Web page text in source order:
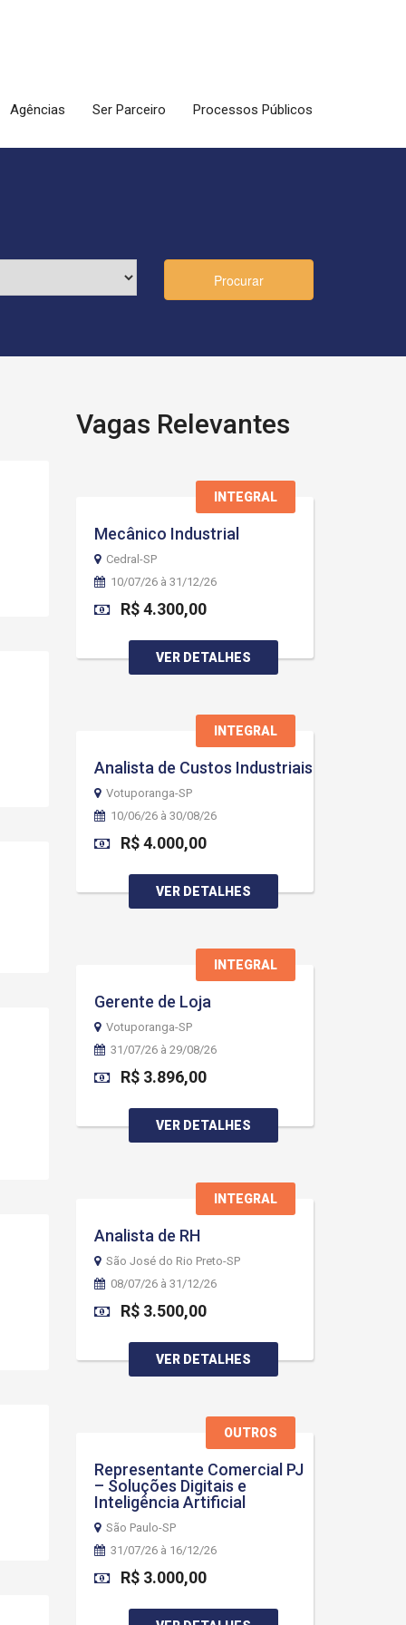
Agências Ser Parceiro Processos Públicos
Procurar
Vagas Relevantes
INTEGRAL
Mecânico Industrial
Cedral-SP
10/07/26 à 31/12/26
R$ 4.300,00
VER DETALHES
INTEGRAL
Analista de Custos Industriais
Votuporanga-SP
10/06/26 à 30/08/26
R$ 4.000,00
VER DETALHES
INTEGRAL
Gerente de Loja
Votuporanga-SP
31/07/26 à 29/08/26
R$ 3.896,00
VER DETALHES
INTEGRAL
Analista de RH
São José do Rio Preto-SP
08/07/26 à 31/12/26
R$ 3.500,00
VER DETALHES
OUTROS
Representante Comercial PJ
– Soluções Digitais e
Inteligência Artificial
São Paulo-SP
31/07/26 à 16/12/26
R$ 3.000,00